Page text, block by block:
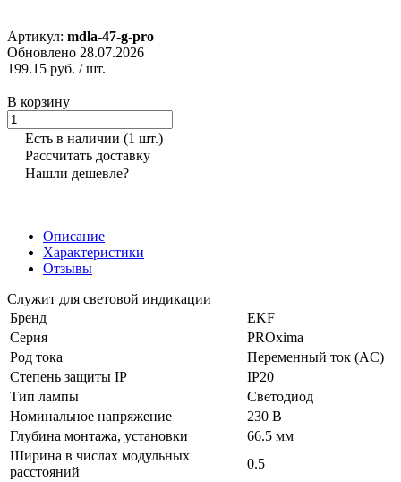
Артикул: mdla-47-g-pro
Обновлено 28.07.2026
199.15 руб. / шт.
В корзину
Есть в наличии (1 шт.)
Рассчитать доставку
Нашли дешевле?
Описание
Характеристики
Отзывы
Служит для световой индикации
Бренд
EKF
Серия
PROxima
Род тока
Переменный ток (AC)
Степень защиты IP
IP20
Тип лампы
Светодиод
Номинальное напряжение
230 В
Глубина монтажа, установки
66.5 мм
Ширина в числах модульных
расстояний
0.5